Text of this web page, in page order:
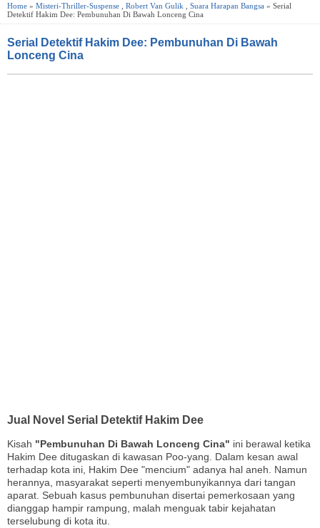
Home » Misteri-Thriller-Suspense Robert Van Gulik Suara Harapan Bangsa » Serial
Detektif Hakim Dee: Pembunuhan Di Bawah Lonceng Cina
Serial Detektif Hakim Dee: Pembunuhan Di Bawah
Lonceng Cina
Jual Novel Serial Detektif Hakim Dee
Kisah "Pembunuhan Di Bawah Lonceng Cina" ini berawal ketika
Hakim Dee ditugaskan di kawasan Poo-yang. Dalam kesan awal
terhadap kota ini, Hakim Dee "mencium" adanya hal aneh. Namun
herannya, masyarakat seperti menyembunyikannya dari tangan
aparat. Sebuah kasus pembunuhan disertai pemerkosaan yang
dianggap hampir rampung, malah menguak tabir kejahatan
terselubung di kota itu.